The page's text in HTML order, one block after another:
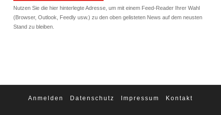
Nutzen Sie die hier hinterlegte Adresse, um mit einem Feed-Reader Ihrer Wahl
(Browser, Outlook, Feedly usw.) zu den oben gelisteten News auf dem neusten
Stand zu bleiben.
Anmelden Datenschutz Impressum Kontakt